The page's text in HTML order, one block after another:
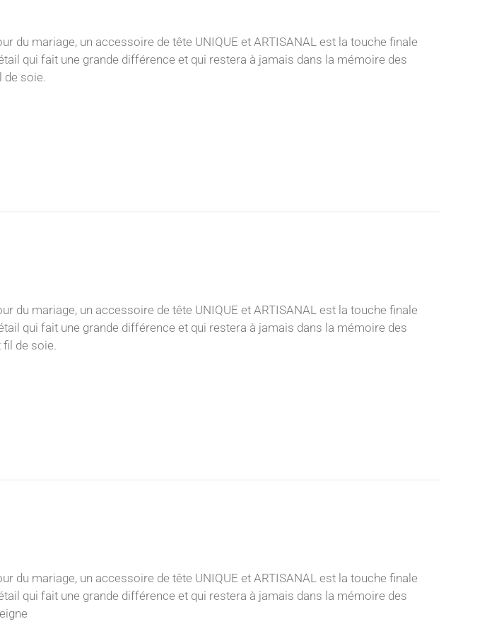
du mariage, un accessoire de tête UNIQUE et ARTISANAL est la touche finale
qui fait une grande différence et qui restera à jamais dans la mémoire des
de soie.
du mariage, un accessoire de tête UNIQUE et ARTISANAL est la touche finale
qui fait une grande différence et qui restera à jamais dans la mémoire des
de soie.
du mariage, un accessoire de tête UNIQUE et ARTISANAL est la touche finale
qui fait une grande différence et qui restera à jamais dans la mémoire des